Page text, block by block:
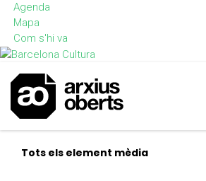
Agenda
Mapa
Com s'hi va
Tots els element mèdia